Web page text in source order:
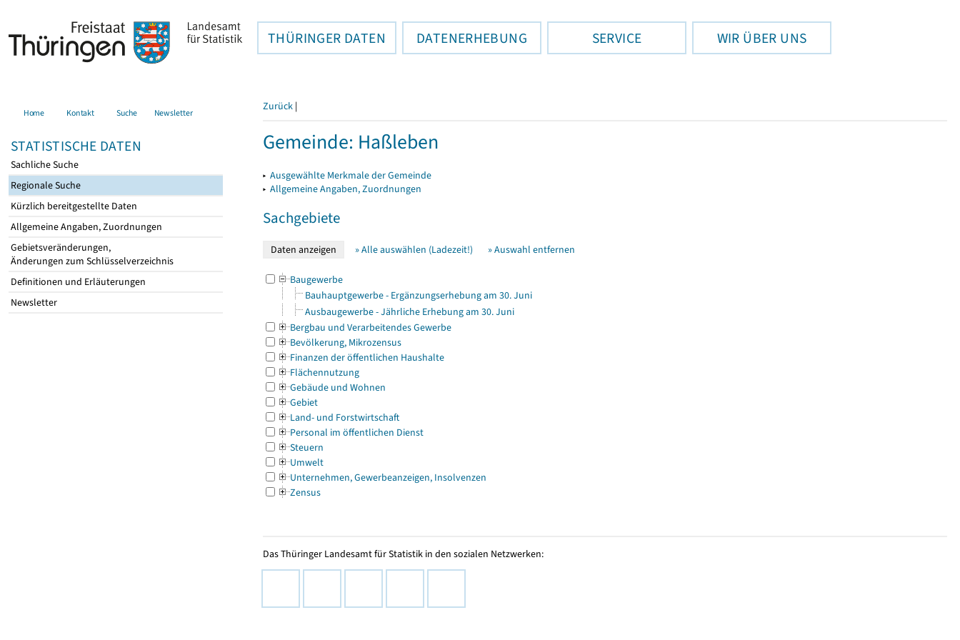
THÜRINGER DATEN DATENERHEBUNG SERVICE WIR ÜBER UNS
Home Kontakt Suche Newsletter
STATISTISCHE DATEN
Sachliche Suche
Regionale Suche
Kürzlich bereitgestellte Daten
Allgemeine Angaben, Zuordnungen
Gebietsveränderungen,
Änderungen zum Schlüsselverzeichnis
Definitionen und Erläuterungen
Newsletter
Zurück |
Gemeinde: Haßleben
▸ Ausgewählte Merkmale der Gemeinde
▸ Allgemeine Angaben, Zuordnungen
Sachgebiete
» Alle auswählen (Ladezeit!) » Auswahl entfernen
Baugewerbe
Bauhauptgewerbe - Ergänzungserhebung am 30. Juni
Ausbaugewerbe - Jährliche Erhebung am 30. Juni
Bergbau und Verarbeitendes Gewerbe
Bevölkerung, Mikrozensus
Finanzen der öffentlichen Haushalte
Flächennutzung
Gebäude und Wohnen
Gebiet
Land- und Forstwirtschaft
Personal im öffentlichen Dienst
Steuern
Umwelt
Unternehmen, Gewerbeanzeigen, Insolvenzen
Zensus
Das Thüringer Landesamt für Statistik in den sozialen Netzwerken: